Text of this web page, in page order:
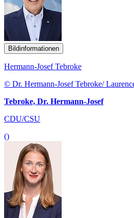
Bildinformationen
Hermann-Josef Tebroke
© Dr. Hermann-Josef Tebroke/
Tebroke, Dr. Hermann-Josef
CDU/CSU
()